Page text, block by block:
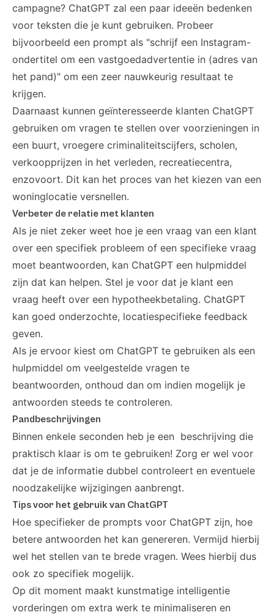
campagne? ChatGPT zal een paar ideeën bedenken
voor teksten die je kunt gebruiken. Probeer
bijvoorbeeld een prompt als "schrijf een Instagram-
ondertitel om een vastgoedadvertentie in (adres van
het pand)" om een zeer nauwkeurig resultaat te
krijgen.
Daarnaast kunnen geïnteresseerde klanten ChatGPT
gebruiken om vragen te stellen over voorzieningen in
een buurt, vroegere criminaliteitscijfers, scholen,
verkoopprijzen in het verleden, recreatiecentra,
enzovoort. Dit kan het proces van het kiezen van een
woninglocatie versnellen.
Verbeter de relatie met klanten
Als je niet zeker weet hoe je een vraag van een klant
over een specifiek probleem of een specifieke vraag
moet beantwoorden, kan ChatGPT een hulpmiddel
zijn dat kan helpen. Stel je voor dat je klant een
vraag heeft over een hypotheekbetaling. ChatGPT
kan goed onderzochte, locatiespecifieke feedback
geven.
Als je ervoor kiest om ChatGPT te gebruiken als een
hulpmiddel om veelgestelde vragen te
beantwoorden, onthoud dan om indien mogelijk je
antwoorden steeds te controleren.
Pandbeschrijvingen
Binnen enkele seconden heb je een beschrijving die
praktisch klaar is om te gebruiken! Zorg er wel voor
dat je de informatie dubbel controleert en eventuele
noodzakelijke wijzigingen aanbrengt.
Tips voor het gebruik van ChatGPT
Hoe specifieker de prompts voor ChatGPT zijn, hoe
betere antwoorden het kan genereren. Vermijd hierbij
wel het stellen van te brede vragen. Wees hierbij dus
ook zo specifiek mogelijk.
Op dit moment maakt kunstmatige intelligentie
vorderingen om extra werk te minimaliseren en